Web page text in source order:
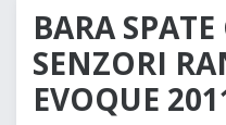
BARA
SENZORI
EVOQUE